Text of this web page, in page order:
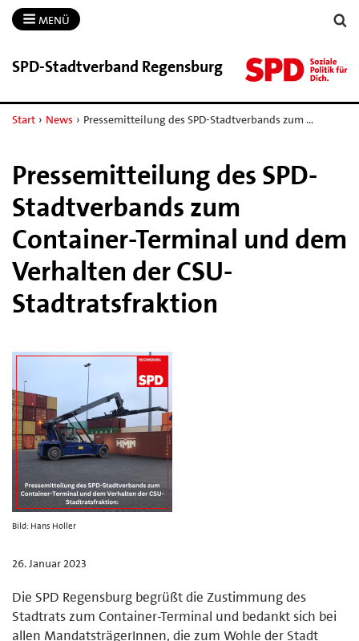
MENÜ
SPD-​Stadtverband Regensburg
Start › News › Pressemitteilung des SPD-Stadtverbands zum …
Pressemitteilung des SPD-
Stadtverbands zum
Container-Terminal und dem
Verhalten der CSU-
Stadtratsfraktion
Bild: Hans Holler
26. Januar 2023
Die SPD Regensburg begrüßt die Zustimmung des
Stadtrats zum Container-Terminal und bedankt sich bei
allen MandatsträgerInnen, die zum Wohle der Stadt